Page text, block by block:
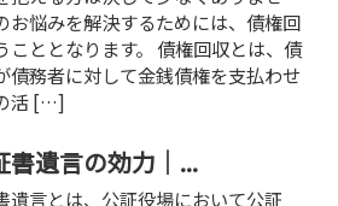
お悩みを解決するためには、債権回
こととなります。 債権回収とは、債
債務者に対して金銭債権を支払わせ
活 […]
書遺言の効力｜...
遺言とは、公証役場において公証